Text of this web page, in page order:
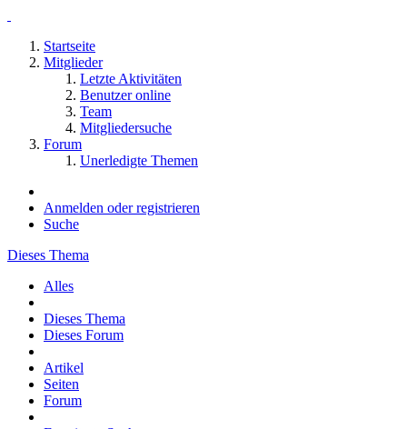
Startseite
Mitglieder
Letzte Aktivitäten
Benutzer online
Team
Mitgliedersuche
Forum
Unerledigte Themen
Anmelden oder registrieren
Suche
Dieses Thema
Alles
Dieses Thema
Dieses Forum
Artikel
Seiten
Forum